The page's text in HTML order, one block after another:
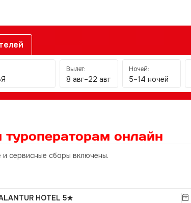
Вылет:
8 авг–22 авг
Ночей:
5–14 ночей
туроператорам онлайн
сервисные сборы включены.
HOTEL 5★